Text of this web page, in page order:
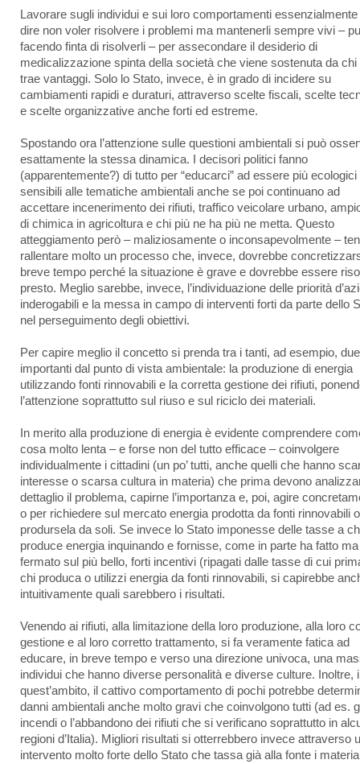
Lavorare sugli individui e sui loro comportamenti
dire non voler risolvere i problemi ma mantenerli sempre vivi –
facendo finta di risolverli – per assecondare il desiderio di
medicalizzazione spinta della società che viene sostenuta da chi
trae vantaggi. Solo lo Stato, invece, è in grado di incidere su
cambiamenti rapidi e duraturi, attraverso scelte fiscali, scelte
e scelte organizzative anche forti ed estreme.
Spostando ora l’attenzione sulle questioni ambientali si può
esattamente la stessa dinamica. I decisori politici fanno
(apparentemente?) di tutto per “educarci” ad essere più ecologici
sensibili alle tematiche ambientali anche se poi continuano ad
accettare incenerimento dei rifiuti, traffico veicolare urbano,
di chimica in agricoltura e chi più ne ha più ne metta. Questo
atteggiamento però – maliziosamente o inconsapevolmente –
rallentare molto un processo che, invece, dovrebbe
breve tempo perché la situazione è grave e dovrebbe essere
presto. Meglio sarebbe, invece, l’individuazione delle priorità
inderogabili e la messa in campo di interventi forti da parte dello
nel perseguimento degli obiettivi.
Per capire meglio il concetto si prenda tra i tanti, ad esempio,
importanti dal punto di vista ambientale: la produzione di energia
utilizzando fonti rinnovabili e la corretta gestione dei rifiuti,
l’attenzione soprattutto sul riuso e sul riciclo dei materiali.
In merito alla produzione di energia è evidente comprendere
cosa molto lenta – e forse non del tutto efficace – coinvolgere
individualmente i cittadini (un po’ tutti, anche quelli che hanno
interesse o scarsa cultura in materia) che prima devono
dettaglio il problema, capirne l’importanza e, poi, agire
o per richiedere sul mercato energia prodotta da fonti rinnovabili
prodursela da soli. Se invece lo Stato imponesse delle tasse a
produce energia inquinando e fornisse, come in parte ha fatto
fermato sul più bello, forti incentivi (ripagati dalle tasse di cui
chi produca o utilizzi energia da fonti rinnovabili, si capirebbe
intuitivamente quali sarebbero i risultati.
Venendo ai rifiuti, alla limitazione della loro produzione, alla loro
gestione e al loro corretto trattamento, si fa veramente fatica ad
educare, in breve tempo e verso una direzione univoca, una
individui che hanno diverse personalità e diverse culture. Inoltre,
quest’ambito, il cattivo comportamento di pochi potrebbe
danni ambientali anche molto gravi che coinvolgono tutti (ad es.
incendi o l’abbandono dei rifiuti che si verificano soprattutto in
regioni d’Italia). Migliori risultati si otterrebbero invece attraverso
intervento molto forte dello Stato che tassa già alla fonte i